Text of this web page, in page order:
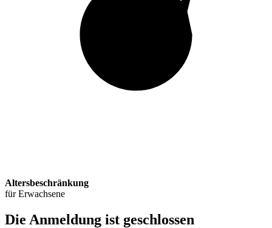
Altersbeschränkung
für Erwachsene
Die Anmeldung ist geschlossen